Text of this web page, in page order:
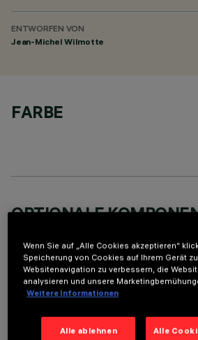
ENTWORFEN VON
Jean-Michel Wilmotte
FARBE
OPTIONALE
TECHNISCHE DATEN
LETZTES UPDATE: 06.08.2026
Wenn Sie auf „Alle Cookies akzeptieren“
Speicherung von Cookies auf Ihrem Gerät
Websitenavigation zu verbessern, die
analysieren und unsere
Weitere Informationen
Alle ablehnen Alle